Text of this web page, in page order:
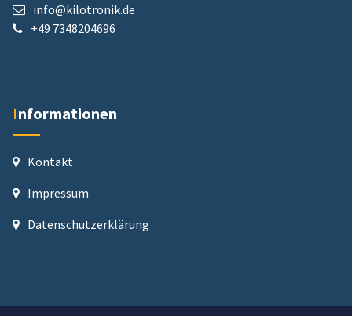
info@kilotronik.de
+49 7348204696
Informationen
Kontakt
Impressum
Datenschutz­erklärung